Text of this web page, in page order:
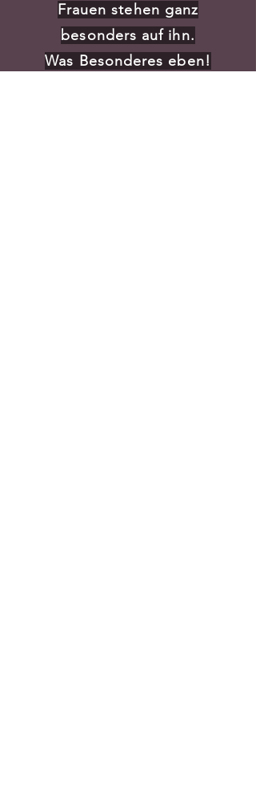
Frauen stehen ganz
besonders auf ihn.
Was Besonderes eben!